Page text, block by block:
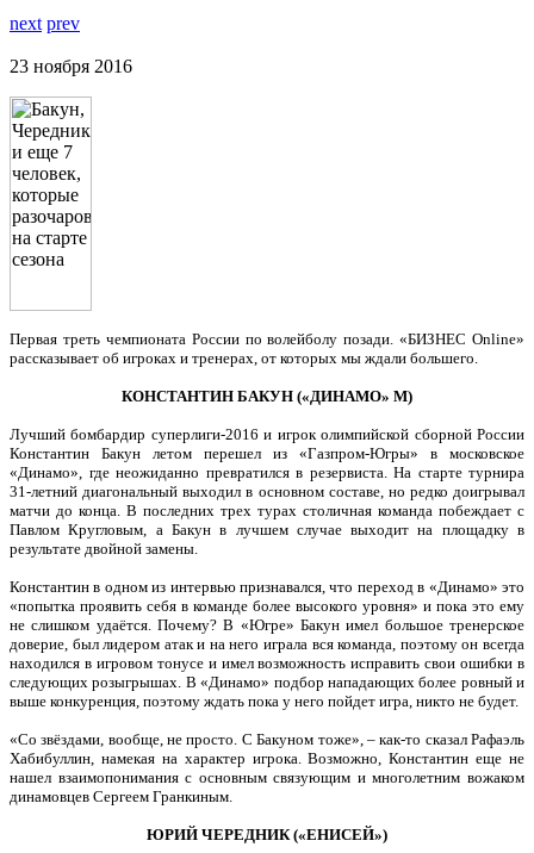
next prev
23 ноября 2016
Первая треть чемпионата России по волейболу позади. «БИЗНЕС Online»
рассказывает об игроках и тренерах, от которых мы ждали большего.
КОНСТАНТИН БАКУН («ДИНАМО» М)
Лучший бомбардир суперлиги-2016 и игрок олимпийской сборной России
Константин Бакун летом перешел из «Газпром-Югры» в московское
«Динамо», где неожиданно превратился в резервиста. На старте турнира
31-летний диагональный выходил в основном составе, но редко доигрывал
матчи до конца. В последних трех турах столичная команда побеждает с
Павлом Кругловым, а Бакун в лучшем случае выходит на площадку в
результате двойной замены.
Константин в одном из интервью признавался, что переход в «Динамо» это
«попытка проявить себя в команде более высокого уровня» и пока это ему
не слишком удаётся. Почему? В «Югре» Бакун имел большое тренерское
доверие, был лидером атак и на него играла вся команда, поэтому он всегда
находился в игровом тонусе и имел возможность исправить свои ошибки в
следующих розыгрышах. В «Динамо» подбор нападающих более ровный и
выше конкуренция, поэтому ждать пока у него пойдет игра, никто не будет.
«Со звёздами, вообще, не просто. С Бакуном тоже», – как-то сказал Рафаэль
Хабибуллин, намекая на характер игрока. Возможно, Константин еще не
нашел взаимопонимания с основным связующим и многолетним вожаком
динамовцев Сергеем Гранкиным.
ЮРИЙ ЧЕРЕДНИК («ЕНИСЕЙ»)